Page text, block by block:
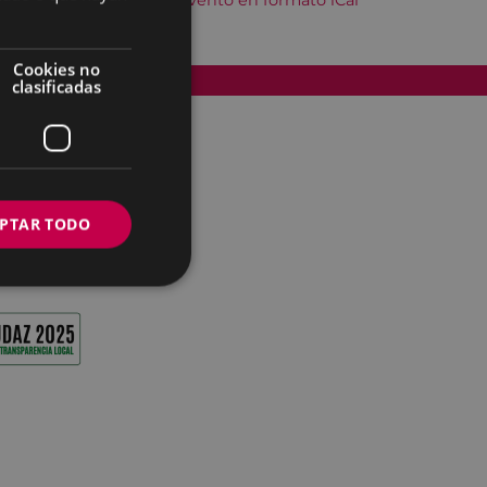
Accesibilidad
Cookies no
clasificadas
TODO